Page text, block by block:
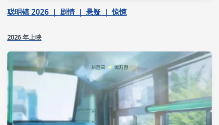
聪明镇 2026 ｜ 剧情 ｜ 悬疑 ｜ 惊悚
2026 年上映